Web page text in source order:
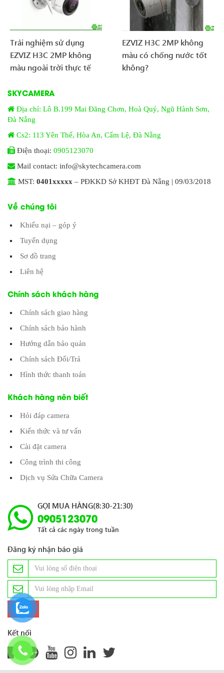
Trải nghiệm sử dụng
EZVIZ H3C 2MP không
màu ngoài trời thực tế
EZVIZ H3C 2MP không
màu có chống nước tốt
không?
SKYCAMERA
Địa chỉ: Lô B.199 Mai Đăng Chơn, Hoà Quý, Ngũ Hành Sơn,
Đà Nẵng
Cs2: 113 Yên Thế, Hòa An, Cẩm Lệ, Đà Nẵng
Điện thoại: 0905123070
Mail contact: info@skytechcamera.com
MST: 0401xxxxx – PĐKKD Sở KHĐT Đà Nẵng | 09/03/2018
Về chúng tôi
Khiếu nại – góp ý
Tuyển dụng
Sơ đồ trang
Liên hệ
Chính sách khách hàng
Chính sách giao hàng
Chính sách bảo hành
Hướng dẫn bảo quản
Chính sách Đổi/Trả
Hình thức thanh toán
Khách hàng nên biết
Hỏi đáp camera
Kiến thức và tư vấn
Cài đặt camera
Công trình thi công
Dịch vụ Sửa Chữa Camera
GỌI MUA HÀNG(8:30-21:30)
0905123070
Tất cả các ngày trong tuần
Đăng ký nhận báo giá
Kết nối